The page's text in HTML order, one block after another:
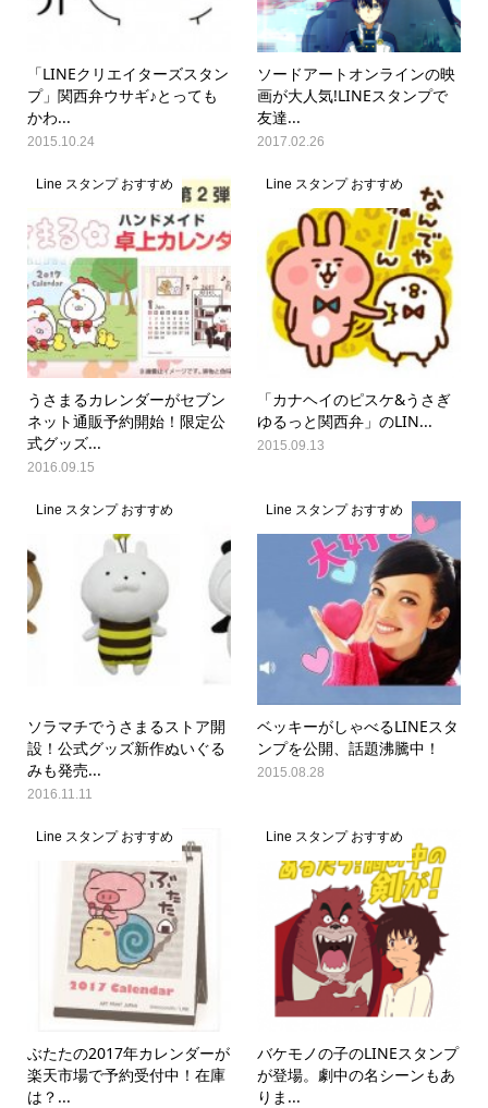
「LINEクリエイターズスタン
プ」関西弁ウサギ♪とっても
かわ...
2015.10.24
ソードアートオンラインの映
画が大人気!LINEスタンプで
友達...
2017.02.26
Line スタンプ おすすめ
うさまるカレンダーがセブン
ネット通販予約開始！限定公
式グッズ...
2016.09.15
Line スタンプ おすすめ
「カナヘイのピスケ&うさぎ
ゆるっと関西弁」のLIN...
2015.09.13
Line スタンプ おすすめ
ソラマチでうさまるストア開
設！公式グッズ新作ぬいぐる
みも発売...
2016.11.11
Line スタンプ おすすめ
ベッキーがしゃべるLINEスタ
ンプを公開、話題沸騰中！
2015.08.28
Line スタンプ おすすめ
ぶたたの2017年カレンダーが
楽天市場で予約受付中！在庫
は？...
Line スタンプ おすすめ
バケモノの子のLINEスタンプ
が登場。劇中の名シーンもあ
りま...